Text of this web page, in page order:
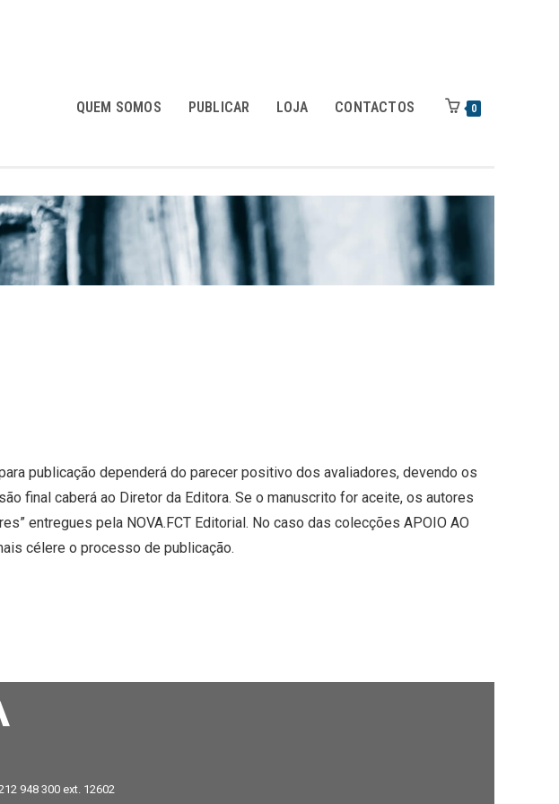
QUEM SOMOS PUBLICAR LOJA CONTACTOS 0
publicação dependerá do parecer positivo dos avaliadores, devendo os
final caberá ao Diretor da Editora. Se o manuscrito for aceite, os autores
entregues pela NOVA.FCT Editorial. No caso das colecções APOIO AO
célere o processo de publicação.
948 300 ext. 12602